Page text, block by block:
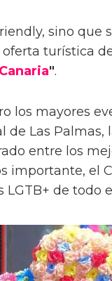
sino que
turística
".
los mayores
de Las Palmas,
entre los
importante, el
de todo